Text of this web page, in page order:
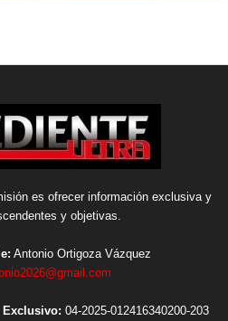
es ofrecer información exclusiva y
y objetivas.
Antonio Ortigoza Vázquez
Exclusivo: 04-2025-012416340200-203